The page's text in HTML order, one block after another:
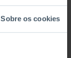
Sobre os cookies